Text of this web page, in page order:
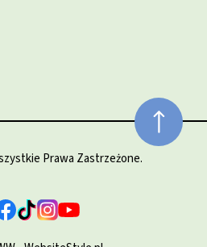
Prawa Zastrzeżone.